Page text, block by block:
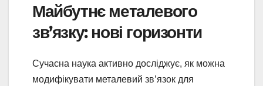
Майбутнє металевого
зв’язку: нові горизонти
Сучасна наука активно досліджує, як можна
модифікувати металевий зв’язок для